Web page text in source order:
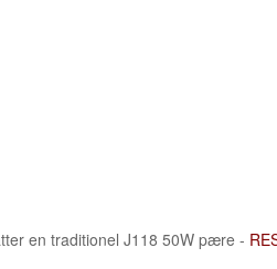
en traditionel J118 50W pære -